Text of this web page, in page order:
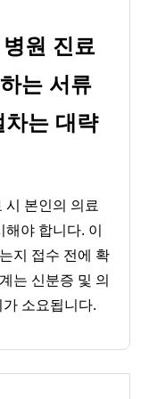
원 진료
는 서류
차는 대략
시 본인의 의료
야 합니다. 이
지 접수 전에 확
는 신분증 및 의
소요됩니다.